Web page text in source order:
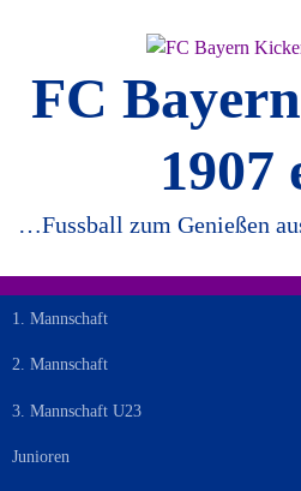
FC
1907
…Fussball zum Genießen
1. Mannschaft
2. Mannschaft
3. Mannschaft U23
Junioren